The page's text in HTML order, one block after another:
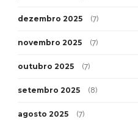
dezembro 2025 (7)
novembro 2025 (7)
outubro 2025 (7)
setembro 2025 (8)
agosto 2025 (7)